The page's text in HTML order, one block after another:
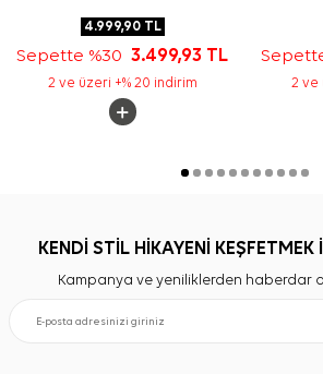
4.999,90TL
Sepette %303.499,93 TL
2 ve üzeri +% 20 indirim 2 ve
KENDİ STİL HİKAYENİ KEŞFETMEK
Kampanya ve yeniliklerden haberdar